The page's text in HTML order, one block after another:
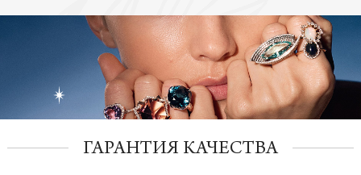
ГАРАНТИЯ КАЧЕСТВА